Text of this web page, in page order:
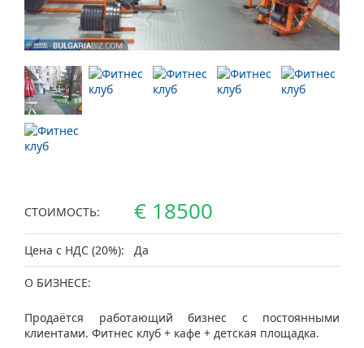
СТОИМОСТЬ: € 18500
Цена с НДС (20%): Да
О БИЗНЕСЕ:
Продаётся работающий бизнес с постоянными
клиентами. Фитнес клуб + кафе + детская площадка.